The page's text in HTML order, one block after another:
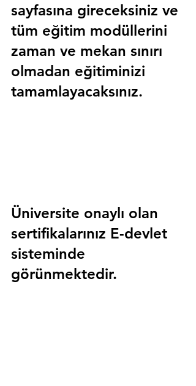
sayfasına gireceksiniz ve
tüm eğitim modüllerini
zaman ve mekan sınırı
olmadan eğitiminizi
tamamlayacaksınız.
Üniversite onaylı olan
sertifikalarınız E-devlet
sisteminde
görünmektedir.